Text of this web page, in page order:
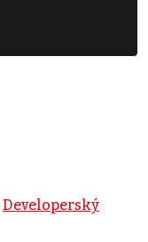
Developerský